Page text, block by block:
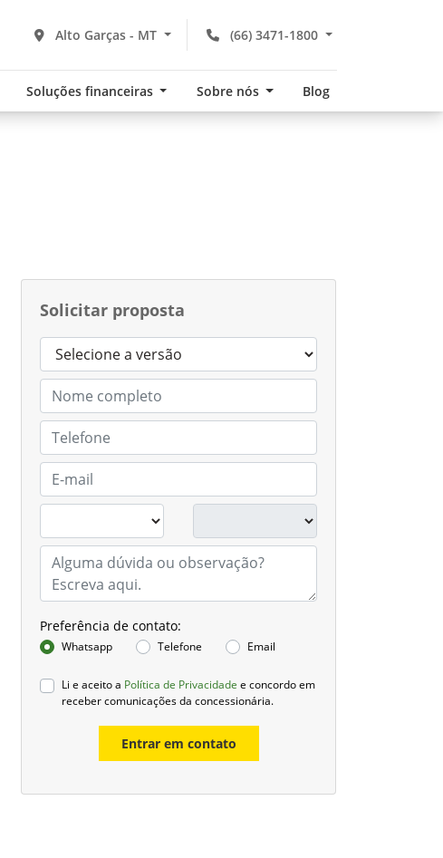
(66) 3471-1800
Alto Garças - MT
Soluções financeiras Sobre nós Blog
Solicitar proposta
Preferência de contato:
Whatsapp Telefone Email
Li e aceito a Política de Privacidade e concordo em
receber comunicações da concessionária.
Entrar em contato